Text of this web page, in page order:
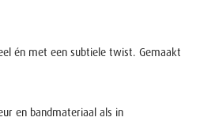
én met een subtiele twist. Gemaakt
en bandmateriaal als in